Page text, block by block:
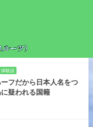
体験談
ーフだから日本人名をつ
疑われる国籍